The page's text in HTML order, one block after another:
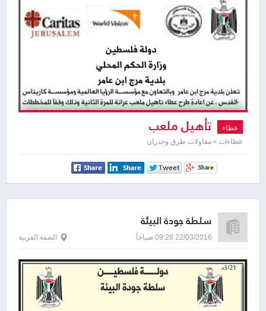
عطاء تأهيل ملعب
عطاءات » مقاولات طرق وجدران
سلطة جودة البيئة
22/03/2016 09:28 صباحاً الضفة الغربية